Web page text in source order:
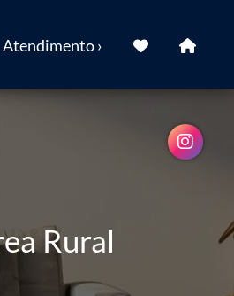
Atendimento ›
Rural